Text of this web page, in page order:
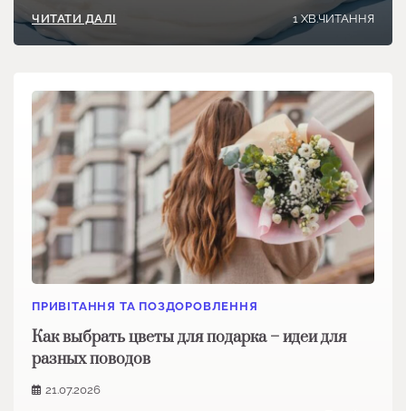
ЧИТАТИ ДАЛІ 1 ХВ.ЧИТАННЯ
ПРИВІТАННЯ ТА ПОЗДОРОВЛЕННЯ
Как выбрать цветы для подарка – идеи для
разных поводов
21.07.2026